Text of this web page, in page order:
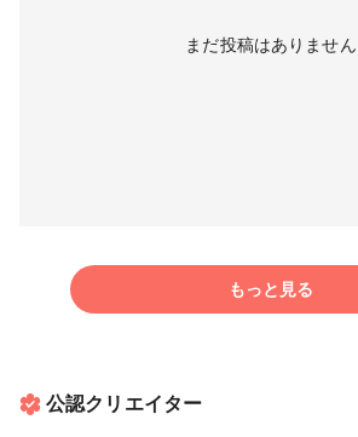
まだ投稿はありません
もっと見る
公認クリエイター